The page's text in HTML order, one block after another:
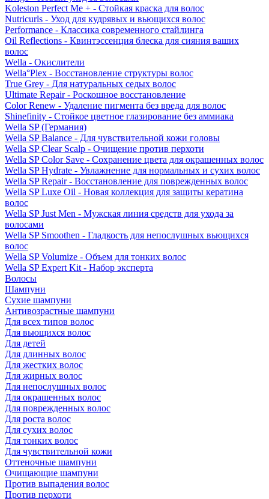
Koleston Perfect Me + - Стойкая краска для волос
Nutricurls - Уход для кудрявых и вьющихся волос
Performance - Классика современного стайлинга
Oil Reflections - Квинтэссенция блеска для сияния ваших
волос
Wella - Окислители
Wella°Plex - Восстановление структуры волос
True Grey - Для натуральных седых волос
Ultimate Repair - Роскошное восстановление
Color Renew - Удаление пигмента без вреда для волос
Shinefinity - Стойкое цветное глазирование без аммиака
Wella SP (Германия)
Wella SP Balance - Для чувствительной кожи головы
Wella SP Clear Scalp - Очищение против перхоти
Wella SP Color Save - Сохранение цвета для окрашенных волос
Wella SP Hydrate - Увлажнение для нормальных и сухих волос
Wella SP Repair - Восстановление для поврежденных волос
Wella SP Luxe Oil - Новая коллекция для защиты кератина
волос
Wella SP Just Men - Мужская линия средств для ухода за
волосами
Wella SP Smoothen - Гладкость для непослушных вьющихся
волос
Wella SP Volumize - Объем для тонких волос
Wella SP Expert Kit - Набор эксперта
Волосы
Шампуни
Сухие шампуни
Антивозрастные шампуни
Для всех типов волос
Для вьющихся волос
Для детей
Для длинных волос
Для жестких волос
Для жирных волос
Для непослушных волос
Для окрашенных волос
Для поврежденных волос
Для роста волос
Для сухих волос
Для тонких волос
Для чувствительной кожи
Оттеночные шампуни
Очищающие шампуни
Против выпадения волос
Против перхоти